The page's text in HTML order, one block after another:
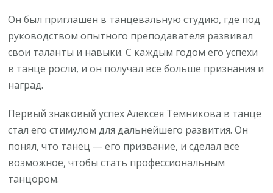
Он был приглашен в танцевальную студию, где под
руководством опытного преподавателя развивал
свои таланты и навыки. С каждым годом его успехи
в танце росли, и он получал все больше признания и
наград.
Первый знаковый успех Алексея Темникова в танце
стал его стимулом для дальнейшего развития. Он
понял, что танец — его призвание, и сделал все
возможное, чтобы стать профессиональным
танцором.